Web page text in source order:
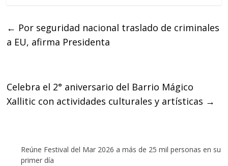
b
o
t
e
s
A
← Por seguridad nacional traslado de criminales
a EU, afirma Presidenta
Celebra el 2° aniversario del Barrio Mágico
Xallitic con actividades culturales y artísticas →
Reúne Festival del Mar 2026 a más de 25 mil personas en su
primer día